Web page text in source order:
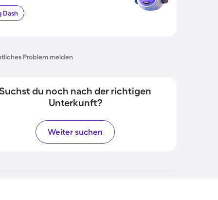
Dash
Problem melden
du noch nach der richtigen
Unterkunft?
Weiter suchen